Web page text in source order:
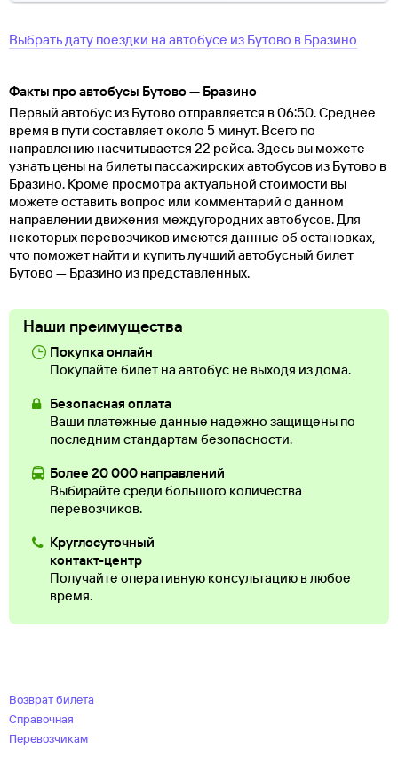
Выбрать дату поездки на автобусе из Бутово в Бразино
Факты про автобусы Бутово — Бразино
Первый автобус из Бутово отправляется в 06:50. Среднее
время в пути составляет около 5 минут. Всего по
направлению насчитывается 22 рейса. Здесь вы можете
узнать цены на билеты пассажирских автобусов из Бутово в
Бразино. Кроме просмотра актуальной стоимости вы
можете оставить вопрос или комментарий о данном
направлении движения междугородних автобусов. Для
некоторых перевозчиков имеются данные об остановках,
что поможет найти и купить лучший автобусный билет
Бутово — Бразино из представленных.
Наши преимущества
Покупка онлайн
Покупайте билет на автобус не выходя из дома.
Безопасная оплата
Ваши платежные данные надежно защищены по
последним стандартам безопасности.
Более 20 000 направлений
Выбирайте среди большого количества
перевозчиков.
Круглосуточный
контакт-центр
Получайте оперативную консультацию в любое
время.
Возврат билета
Справочная
Перевозчикам